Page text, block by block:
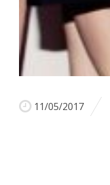
11/05/2017